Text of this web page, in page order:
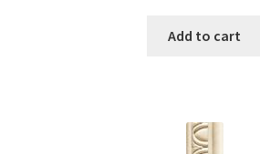
Add to cart